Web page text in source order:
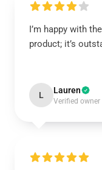
I’m happy with
product; it’s
L Lauren
Verified owner